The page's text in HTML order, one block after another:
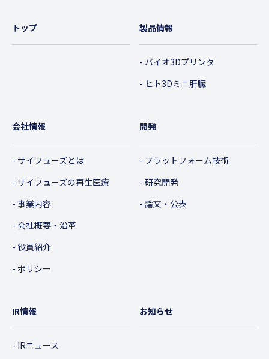
トップ 製品情報
バイオ3Dプリンタ
ヒト3Dミニ肝臓
会社情報
サイフューズとは
サイフューズの再生医療
事業内容
会社概要・沿革
役員紹介
ポリシー
開発
プラットフォーム技術
研究開発
論文・公表
IR情報
IRニュース
お知らせ